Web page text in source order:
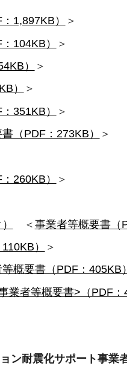
1,897KB）
＞
104KB）
＞
）
＞
）
＞
351KB）
＞
（PDF：273KB）
＞
260KB）
＞
＜ 事業者等概要書（
）
＞
概要書（PDF：405KB）
業者等概要書>（PDF：
ン耐震化サポート事業